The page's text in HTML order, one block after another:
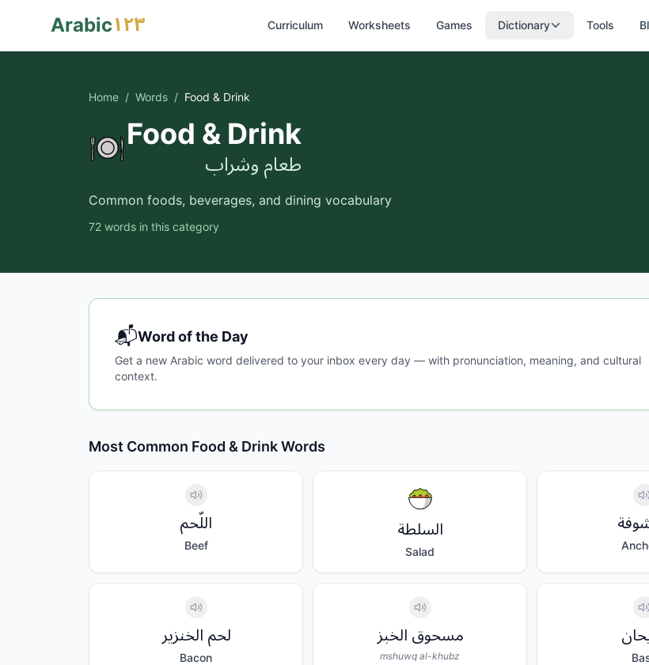
Arabic١٢٣ Curriculum Worksheets Games Dictionary Tools
Home / Words / Food & Drink
Food & Drink
طعام وشراب
Common foods, beverages, and dining vocabulary
72 words in this category
📬Word of the Day
Get a new Arabic word delivered to your inbox every day — with pronunciation, meaning, and cultural
context.
Most Common Food & DrinkWords
اللّحم
Beef السلطة
Salad
لحم الخنزير
Bacon
مسحوق الخبز
mshuwq al-khubz